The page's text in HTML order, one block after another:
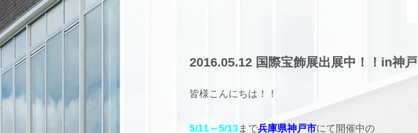
2016.05.12 国際宝飾展出展中！！in神戸
皆様こんにちは！！
5/11～5/13まで兵庫県神戸市にて開催中の